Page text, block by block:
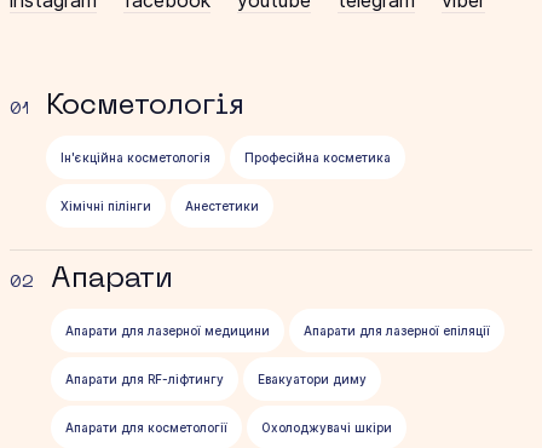
01 Косметологія
Ін'єкційна косметологія Професійна косметика
Хімічні пілінги Анестетики
02 Апарати
Апарати для лазерної медицини Апарати для лазерної епіляції
Апарати для RF-ліфтингу Евакуатори диму
Апарати для косметології Охолоджувачі шкіри